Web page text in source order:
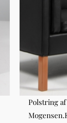
Polstring